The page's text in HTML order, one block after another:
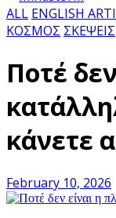
ALL ENGLISH
ΚΟΣΜΟΣ ΣΚΕΨΕΙΣ
Ποτέ
κάνετε
February 10, 2026